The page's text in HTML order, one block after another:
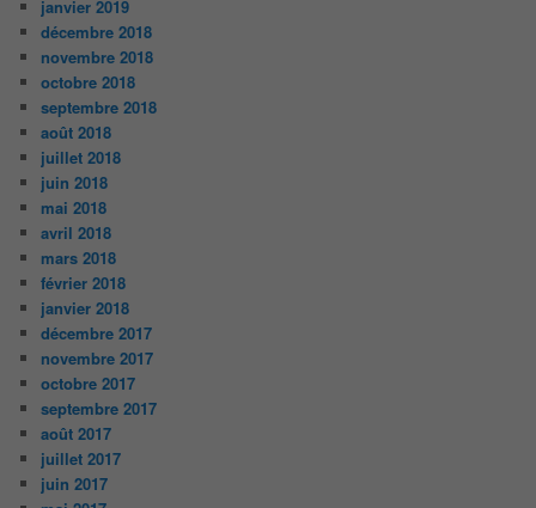
janvier 2019
décembre 2018
novembre 2018
octobre 2018
septembre 2018
août 2018
juillet 2018
juin 2018
mai 2018
avril 2018
mars 2018
février 2018
janvier 2018
décembre 2017
novembre 2017
octobre 2017
septembre 2017
août 2017
juillet 2017
juin 2017